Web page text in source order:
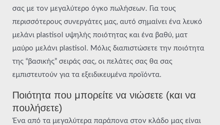
σας με τον μεγαλύτερο όγκο πωλήσεων. Για τους
περισσότερους συνεργάτες μας, αυτό σημαίνει ένα λευκό
μελάνι plastisol υψηλής ποιότητας και ένα βαθύ, ματ
μαύρο μελάνι plastisol. Μόλις διαπιστώσετε την ποιότητα
της “βασικής” σειράς σας, οι πελάτες σας θα σας
εμπιστευτούν για τα εξειδικευμένα προϊόντα.
Ποιότητα που μπορείτε να νιώσετε (και να
πουλήσετε)
Ένα από τα μεγαλύτερα παράπονα στον κλάδο μας είναι